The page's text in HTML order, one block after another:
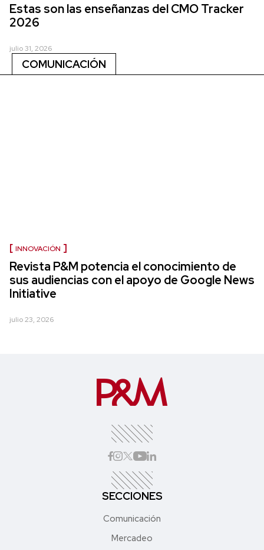
Estas son las enseñanzas del CMO Tracker
2026
julio 31, 2026
COMUNICACIÓN
INNOVACIÓN
Revista P&M potencia el conocimiento de
sus audiencias con el apoyo de Google News
Initiative
julio 23, 2026
SECCIONES
Comunicación
Mercadeo